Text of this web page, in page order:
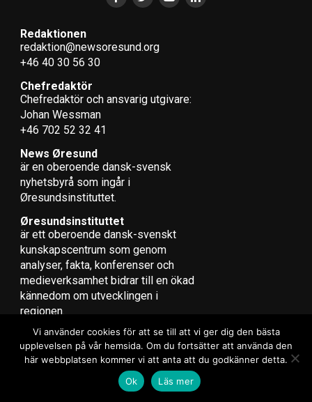
Redaktionen
redaktion@newsoresund.org
+46 40 30 56 30
Chefredaktör
Chefredaktör och ansvarig utgivare:
Johan Wessman
+46 702 52 32 41
News Øresund
är en oberoende dansk-svensk
nyhets­byrå som ingår i
Øresundsinstituttet.
Øresundsinstituttet
är ett oberoende dansk-svenskt
kunskapscentrum som genom
analyser, fakta, konferenser och
medieverksamhet bidrar till en ökad
kännedom om utvecklingen i
regionen.
Copyright © 2017 Zox News Theme. Theme by MVP Themes, powered
by WordPress.
Vi använder cookies för att se till att vi ger dig den bästa
upplevelsen på vår hemsida. Om du fortsätter att använda den
här webbplatsen kommer vi att anta att du godkänner detta.
Ok
Läs mer